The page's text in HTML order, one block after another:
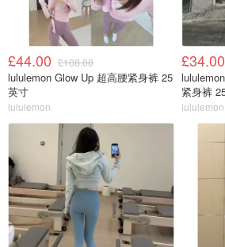
£44.00 £108.00
lululemon Glow Up 超高腰紧身裤 25
英寸
lululemon
£34.00
紧身裤
lululemon